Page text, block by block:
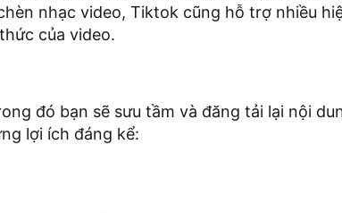
nhạc video, Tiktok cũng hỗ trợ nhiều
của video.
đó bạn sẽ sưu tầm và đăng tải lại nội
lợi ích đáng kể: